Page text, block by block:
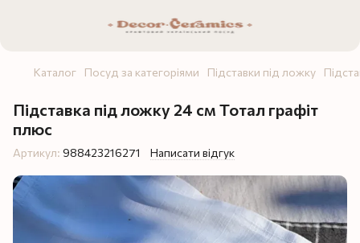
Каталог Посуд за категоріями Підставки під ложку
Підставка під ложку 24 см Тотал графіт
плюс
Артикул: 988423216271 Написати відгук